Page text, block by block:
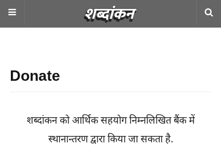
Donate
शब्दांकन को आर्थिक सहयोग निम्नलिखित बैंक में
स्थानान्तरण द्वारा किया जा सकता है.